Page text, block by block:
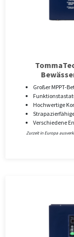
Großer MPPT-
Hochwertige
Verschiedene
Zurzeit in Europa